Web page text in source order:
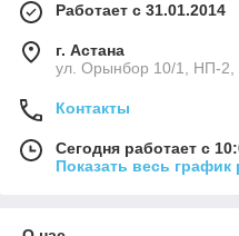
Работает с 31.01.2014
г. Астана
ул. Орынбор 10/1, НП-2,
Контакты
Сегодня работает с
Показать весь график